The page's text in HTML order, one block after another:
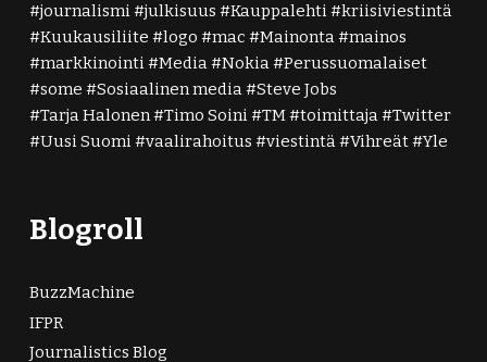
journalismi
julkisuus Kauppalehti
kriisiviestintä
Kuukausiliite
logo mac Mainonta
mainos
markkinointi
Media Nokia
Perussuomalaiset
some
Sosiaalinen media
Steve Jobs
Tarja Halonen
Timo Soini TM toimittaja
Twitter
Uusi Suomi
vaalirahoitus viestintä Vihreät Yle
Blogroll
BuzzMachine
IFPR
Journalistics Blog